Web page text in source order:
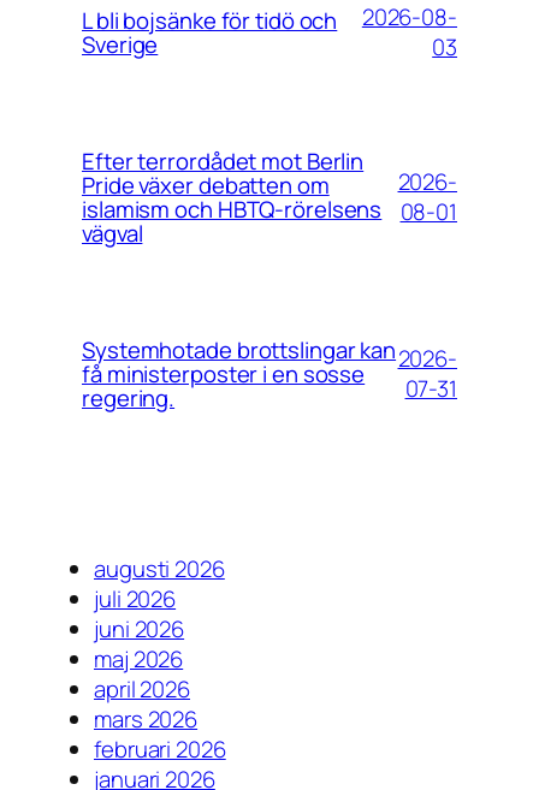
L bli bojsänke för tidö och
Sverige
2026-08-
03
Efter terrordådet mot Berlin
Pride växer debatten om
islamism och HBTQ-rörelsens
vägval
2026-
08-01
Systemhotade brottslingar kan
få ministerposter i en sosse
regering.
2026-
07-31
augusti 2026
juli 2026
juni 2026
maj 2026
april 2026
mars 2026
februari 2026
januari 2026